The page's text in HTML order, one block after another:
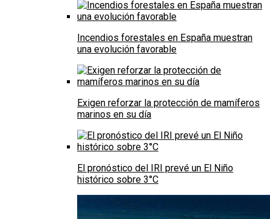
Incendios forestales en España muestran
una evolución favorable
Exigen reforzar la protección de mamíferos
marinos en su día
El pronóstico del IRI prevé un El Niño
histórico sobre 3°C